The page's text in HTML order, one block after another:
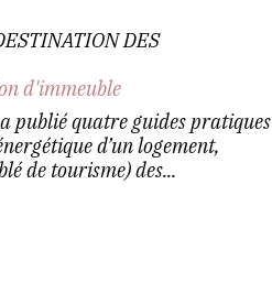
DES
d'immeuble
publié quatre guides pratiques
d’un logement,
de tourisme) des...